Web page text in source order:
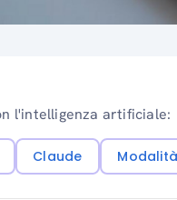
l'intelligenza artificiale:
Claude